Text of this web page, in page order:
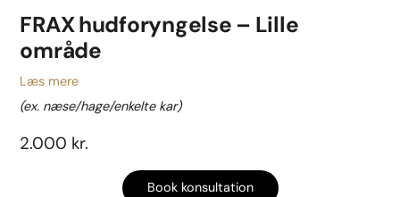
FRAX hudforyngelse – Lille
område
Læs mere
(ex. næse/hage/enkelte kar)
2.000 kr.
Book konsultation